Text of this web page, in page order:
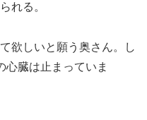
れる。
欲しいと願う奥さん。し
心臓は止まっていま